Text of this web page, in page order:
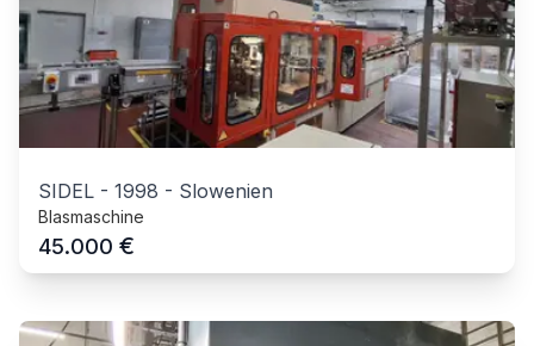
SIDEL - 1998 - Slowenien
Blasmaschine
45.000 €